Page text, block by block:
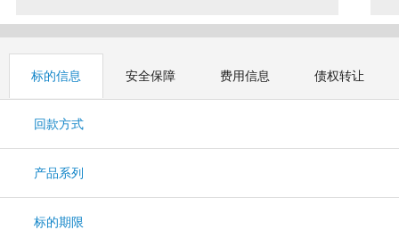
标的信息 安全保障 费用信息 债权转让
回款方式
产品系列
标的期限